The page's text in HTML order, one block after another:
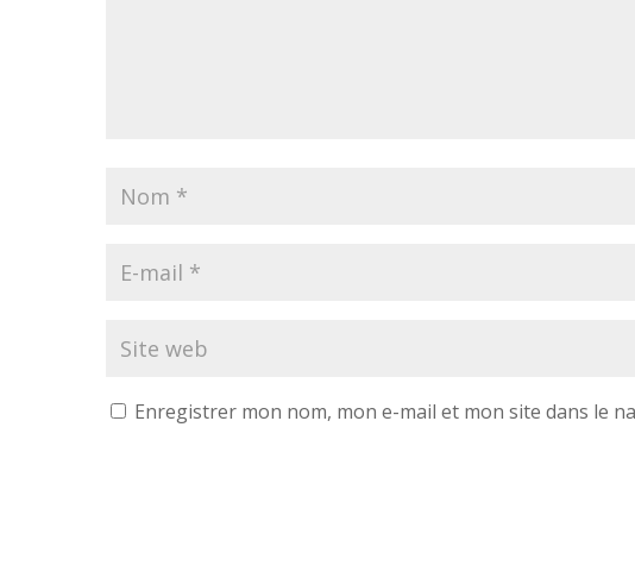
Enregistrer mon nom, mon e-mail et mon site dans le